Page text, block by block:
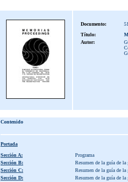
Documento:
Título:
Autor:
Contenido
Portada
Sección A:
Programa
Sección B:
Resumen de la guía de
Sección C:
Resumen de la guía de
Sección D:
Resumen de la guía de